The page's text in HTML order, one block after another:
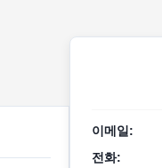
이메일:
전화: